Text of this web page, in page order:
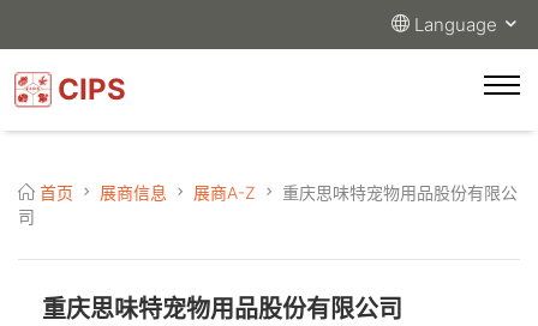
Language
CIPS
首页 展商信息 展商A-Z
重庆思味特宠物用品股份有限公
司
重庆思味特宠物用品股份有限公司